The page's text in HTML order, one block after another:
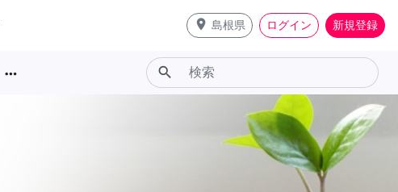
place 島根県 ログイン 新規登録
more_horiz search